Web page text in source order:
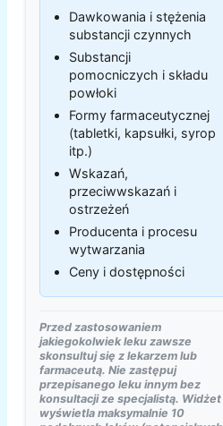
Dawkowania i stężenia
substancji czynnych
Substancji
pomocniczych i składu
powłoki
Formy farmaceutycznej
(tabletki, kapsułki, syrop
itp.)
Wskazań,
przeciwwskazań i
ostrzeżeń
Producenta i procesu
wytwarzania
Ceny i dostępności
Przed zastosowaniem
jakiegokolwiek leku zawsze
skonsultuj się z lekarzem lub
farmaceutą. Nie zastępuj
przepisanego leku innym bez
konsultacji ze specjalistą. Widżet
wyświetla maksymalnie 10